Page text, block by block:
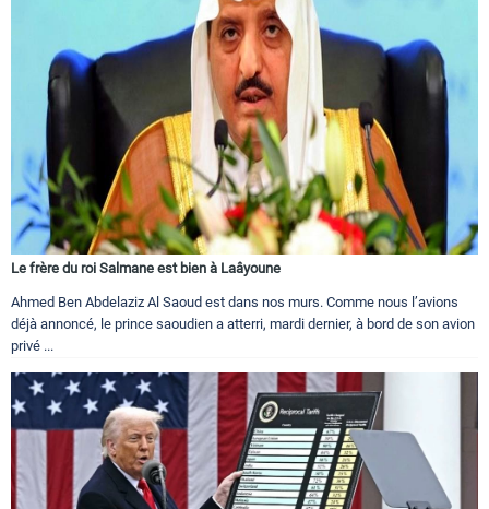
Le frère du roi Salmane est bien à Laâyoune
Ahmed Ben Abdelaziz Al Saoud est dans nos murs. Comme nous l’avions
déjà annoncé, le prince saoudien a atterri, mardi dernier, à bord de son avion
privé ...